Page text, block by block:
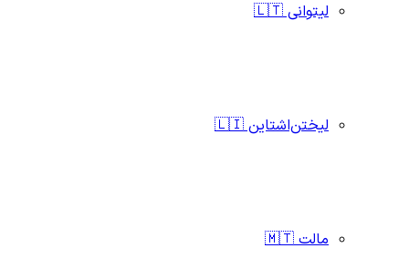
لیتوانی 🇱🇹
لیختن‌اشتاین 🇱🇮
مالت 🇲🇹